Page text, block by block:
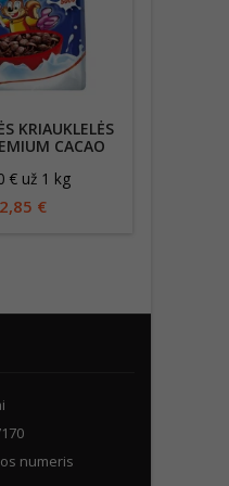
KRIAUKLELĖS
CACAO
€ už 1 kg
2,85 €
numeris